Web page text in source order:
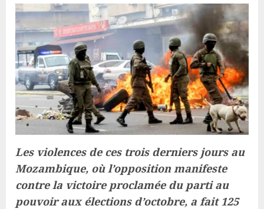
Les violences de ces trois derniers jours au
Mozambique, où l’opposition manifeste
contre la victoire proclamée du parti au
pouvoir aux élections d’octobre, a fait 125